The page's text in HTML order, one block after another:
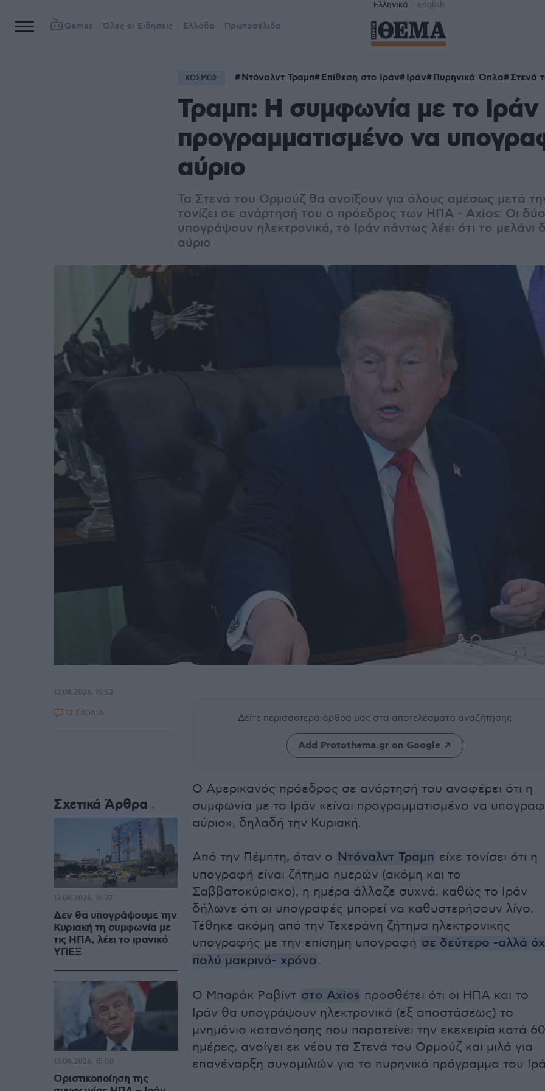
Ελληνικά English
Games Όλες οι Ειδήσεις Ελλάδα Πρωτοσέλιδα
ΚΟΣΜΟΣ Ντόναλντ Τραμπ Επίθεση στο Ιράν Ιράν Πυρηνικά Όπλα Στενά
Τραμπ: Η συμφωνία με το Ιράν
προγραμματισμένο να
αύριο
Τα Στενά του Ορμούζ θα ανοίξουν για όλους αμέσως μετά
τονίζει σε ανάρτησή του ο πρόεδρος των ΗΠΑ - Axios: Οι
υπογράψουν ηλεκτρονικά, το Ιράν πάντως λέει ότι το μελάνι
αύριο
Δείτε περισσότερα άρθρα μας στα αποτελέσματα αναζήτησης
Add Protothema.gr on Google
Ο Αμερικανός πρόεδρος σε ανάρτησή του αναφέρει ότι η
συμφωνία με το Ιράν «είναι προγραμματισμένο να
αύριο», δηλαδή την Κυριακή.
Από την Πέμπτη, όταν ο Ντόναλντ Τραμπ είχε τονίσει ότι η
υπογραφή είναι ζήτημα ημερών (ακόμη και το
Σαββατοκύριακο), η ημέρα άλλαζε συχνά, καθώς το Ιράν
δήλωνε ότι οι υπογραφές μπορεί να καθυστερήσουν λίγο.
Τέθηκε ακόμη από την Τεχεράνη ζήτημα ηλεκτρονικής
υπογραφής με την επίσημη υπογραφή σε δεύτερο -αλλά
πολύ μακρινό- χρόνο.
Ο Μπαράκ Ραβίντ στο Axios προσθέτει ότι οι ΗΠΑ και το
Ιράν θα υπογράψουν ηλεκτρονικά (εξ αποστάσεως) το
μνημόνιο κατανόησης που παρατείνει την εκεχειρία κατά 60
ημέρες, ανοίγει εκ νέου τα Στενά του Ορμούζ και μιλά για
επανέναρξη συνομιλιών για το πυρηνικό πρόγραμμα του
13.06.2026, 19:53
12 ΣΧΟΛΙΑ
Σχετικά Άρθρα
Δεν θα υπογράψουμε την
Κυριακή τη συμφωνία με
τις ΗΠΑ, λέει το ιρανικό
ΥΠΕΞ
13.06.2026, 16:37
Οριστικοποίηση της
13.06.2026, 15:08